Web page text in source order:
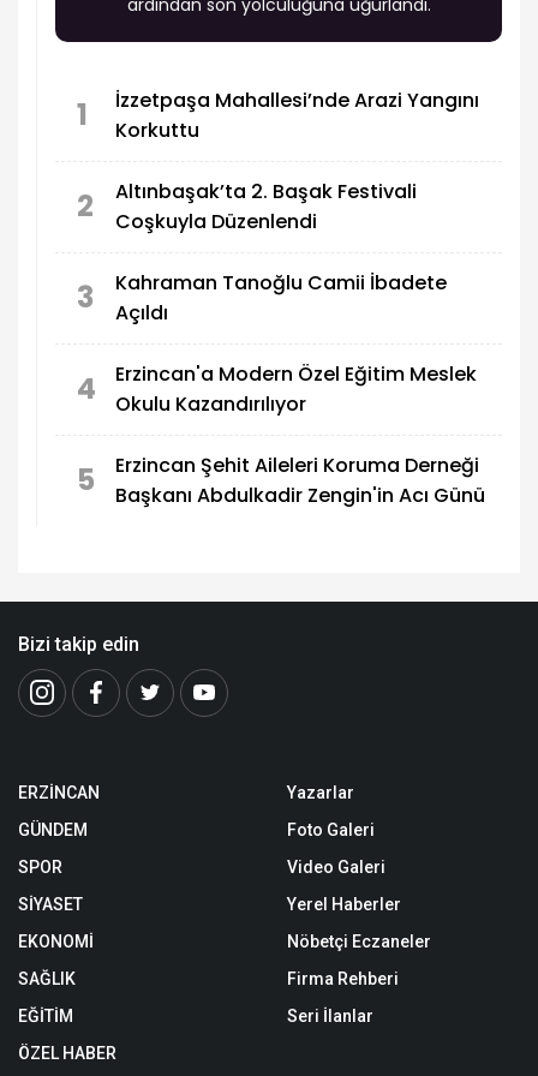
1
İzzetpaşa Mahallesi’nde Arazi Yangını
Korkuttu
2
Altınbaşak’ta 2. Başak Festivali
Coşkuyla Düzenlendi
3
Kahraman Tanoğlu Camii İbadete
Açıldı
4
Erzincan'a Modern Özel Eğitim Meslek
Okulu Kazandırılıyor
5
Erzincan Şehit Aileleri Koruma Derneği
Başkanı Abdulkadir Zengin'in Acı Günü
Bizi takip edin
ERZİNCAN
GÜNDEM
SPOR
SİYASET
EKONOMİ
SAĞLIK
EĞİTİM
ÖZEL HABER
Yazarlar
Foto Galeri
Video Galeri
Yerel Haberler
Nöbetçi Eczaneler
Firma Rehberi
Seri İlanlar